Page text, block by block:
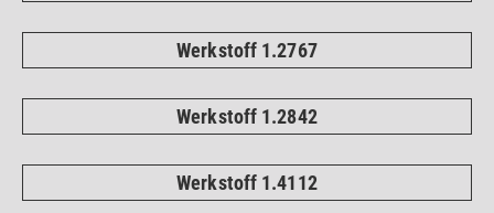
Werkstoff 1.2767
Werkstoff 1.2842
Werkstoff 1.4112